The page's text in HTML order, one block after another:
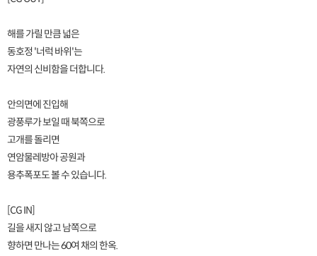
해를 가릴 만큼 넓은
동호정 '너럭 바위'는
자연의 신비함을 더합니다.
안의면에 진입해
광풍루가 보일 때 북쪽으로
고개를 돌리면
연암물레방아 공원과
용추폭포도 볼 수 있습니다.
[CG IN]
길을 새지 않고 남쪽으로
향하면 만나는 60여 채의 한옥.